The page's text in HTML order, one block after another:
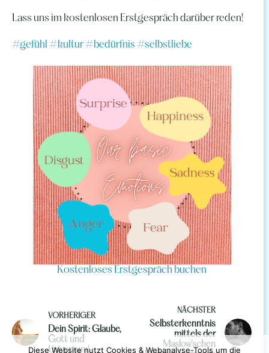
Lass uns im kostenlosen Erstgespräch darüber reden!
#gefühl #kultur #bedürfnis #selbstliebe
Kostenloses Erstgespräch buchen
VORHERIGER
Dein Spirit: Glaube,
Gott und
Universum!
NÄCHSTER
Selbsterkenntnis
mittels der
Maslow'schen
Diese Website nutzt Cookies & Webanalyse-Tools um die